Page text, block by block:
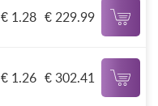
€ 1.28 € 229.99
€ 1.26 € 302.41